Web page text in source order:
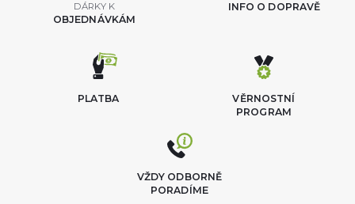
DÁRKY K
OBJEDNÁVKÁM
INFO O DOPRAVĚ
VĚRNOSTNÍ
PROGRAM
PLATBA
VŽDY ODBORNĚ
PORADÍME